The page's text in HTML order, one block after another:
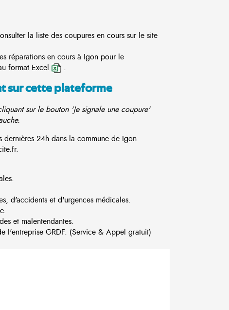
la liste des coupures en cours sur le site
réparations en cours à Igon pour le
format Excel .
sur cette plateforme
sur le bouton 'Je signale une coupure'
24h dans la commune de Igon
d'accidents et d'urgences médicales.
et malentendantes.
l'entreprise GRDF. (Service & Appel gratuit)